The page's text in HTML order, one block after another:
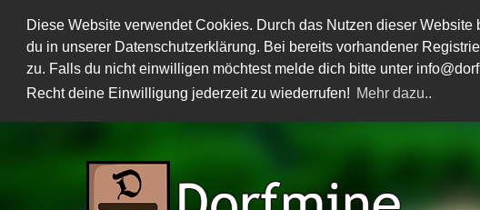
Diese Website verwendet Cookies. Durch das Nutzen dieser
du in unserer Datenschutzerklärung. Bei bereits vorhandener
zu. Falls du nicht einwilligen möchtest melde dich bitte unter
Recht deine Einwilligung jederzeit zu wiederrufen! Mehr dazu..